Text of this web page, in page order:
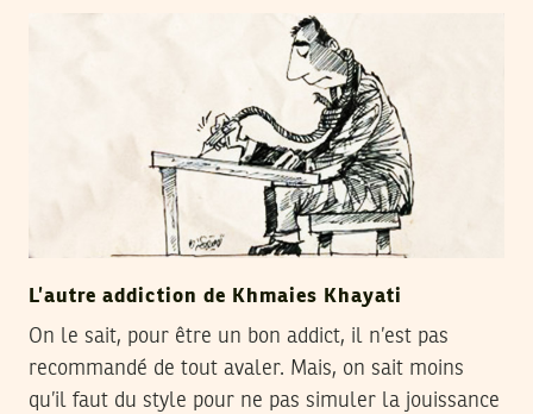
L’autre addiction de Khmaies Khayati
On le sait, pour être un bon addict, il n’est pas
recommandé de tout avaler. Mais, on sait moins
qu’il faut du style pour ne pas simuler la jouissance